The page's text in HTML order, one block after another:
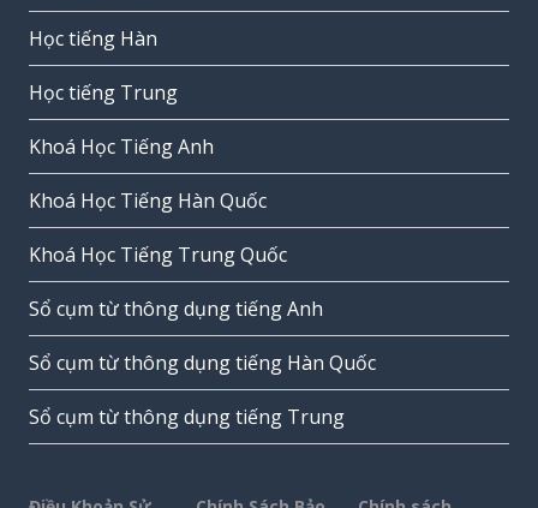
Học tiếng Hàn
Học tiếng Trung
Khoá Học Tiếng Anh
Khoá Học Tiếng Hàn Quốc
Khoá Học Tiếng Trung Quốc
Sổ cụm từ thông dụng tiếng Anh
Sổ cụm từ thông dụng tiếng Hàn Quốc
Sổ cụm từ thông dụng tiếng Trung